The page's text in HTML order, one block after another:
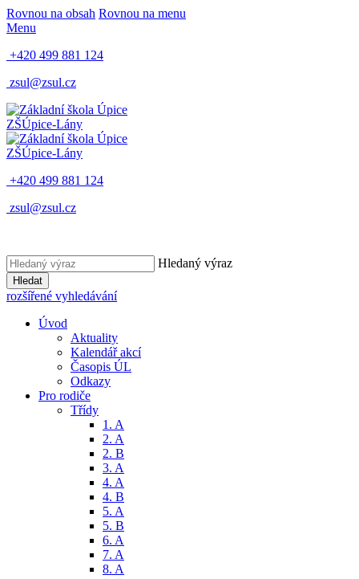
Rovnou na obsah Rovnou na menu
Menu
+420 499 881 124
zsul@zsul.cz
ZŠÚpice-Lány
ZŠÚpice-Lány
+420 499 881 124
zsul@zsul.cz
Hledaný výraz
Hledat
rozšířené vyhledávání
Úvod
Aktuality
Kalendář akcí
Časopis ÚL
Odkazy
Pro rodiče
Třídy
1. A
2. A
2. B
3. A
4. A
4. B
5. A
5. B
6. A
7. A
8. A